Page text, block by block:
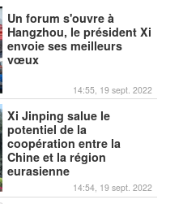
Un forum s'ouvre à
Hangzhou, le président Xi
envoie ses meilleurs
vœux
14:55, 19 sept. 2022
Xi Jinping salue le
potentiel de la
coopération entre la
Chine et la région
eurasienne
14:54, 19 sept. 2022